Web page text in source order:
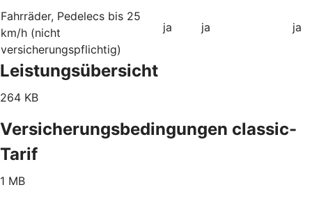
Fahrräder, Pedelecs bis 25
km/h (nicht
versicherungspflichtig)
ja ja ja
Leistungsübersicht
264 KB
Versicherungsbedingungen classic-
Tarif
1 MB